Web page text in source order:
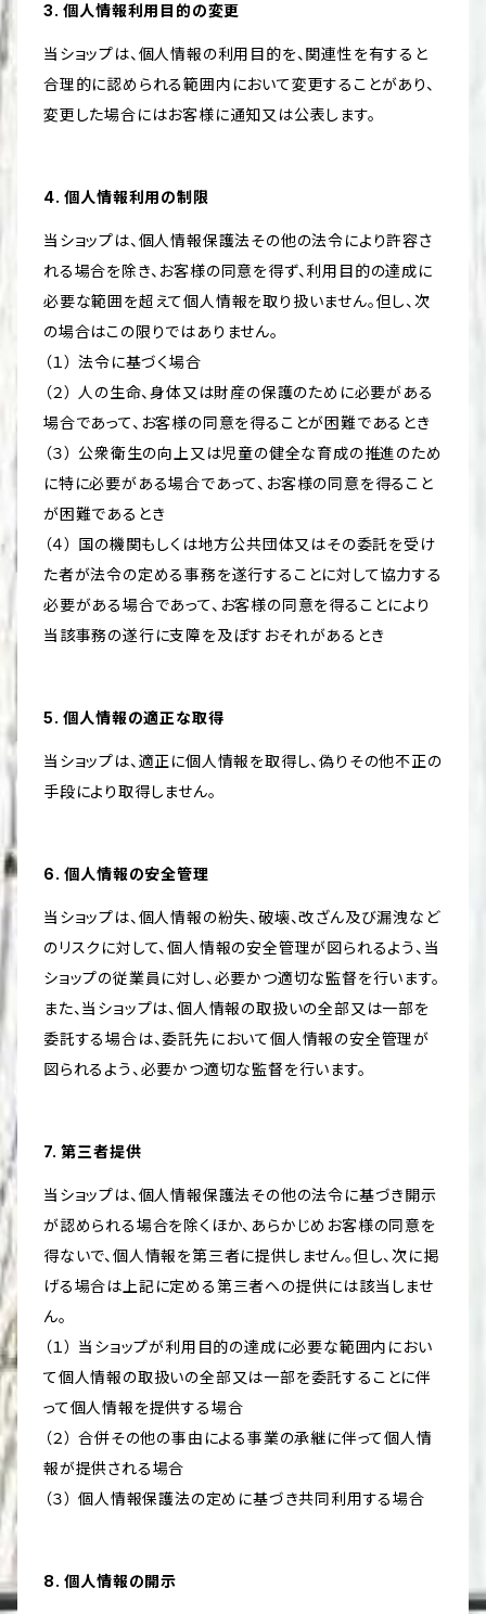
3. 個人情報利用目的の変更
当ショップは、個人情報の利用目的を、関連性を有すると
合理的に認められる範囲内において変更することがあり、
変更した場合にはお客様に通知又は公表します。
4. 個人情報利用の制限
当ショップは、個人情報保護法その他の法令により許容さ
れる場合を除き、お客様の同意を得ず、利用目的の達成に
必要な範囲を超えて個人情報を取り扱いません。但し、次
の場合はこの限りではありません。
（１） 法令に基づく場合
（２） 人の生命、身体又は財産の保護のために必要がある
場合であって、お客様の同意を得ることが困難であるとき
（３） 公衆衛生の向上又は児童の健全な育成の推進のため
に特に必要がある場合であって、お客様の同意を得ること
が困難であるとき
（４） 国の機関もしくは地方公共団体又はその委託を受け
た者が法令の定める事務を遂行することに対して協力する
必要がある場合であって、お客様の同意を得ることにより
当該事務の遂行に支障を及ぼすおそれがあるとき
5. 個人情報の適正な取得
当ショップは、適正に個人情報を取得し、偽りその他不正の
手段により取得しません。
6. 個人情報の安全管理
当ショップは、個人情報の紛失、破壊、改ざん及び漏洩など
のリスクに対して、個人情報の安全管理が図られるよう、当
ショップの従業員に対し、必要かつ適切な監督を行います。
また、当ショップは、個人情報の取扱いの全部又は一部を
委託する場合は、委託先において個人情報の安全管理が
図られるよう、必要かつ適切な監督を行います。
7. 第三者提供
当ショップは、個人情報保護法その他の法令に基づき開示
が認められる場合を除くほか、あらかじめお客様の同意を
得ないで、個人情報を第三者に提供しません。但し、次に掲
げる場合は上記に定める第三者への提供には該当しませ
ん。
（１） 当ショップが利用目的の達成に必要な範囲内におい
て個人情報の取扱いの全部又は一部を委託することに伴
って個人情報を提供する場合
（２） 合併その他の事由による事業の承継に伴って個人情
報が提供される場合
（３） 個人情報保護法の定めに基づき共同利用する場合
8. 個人情報の開示